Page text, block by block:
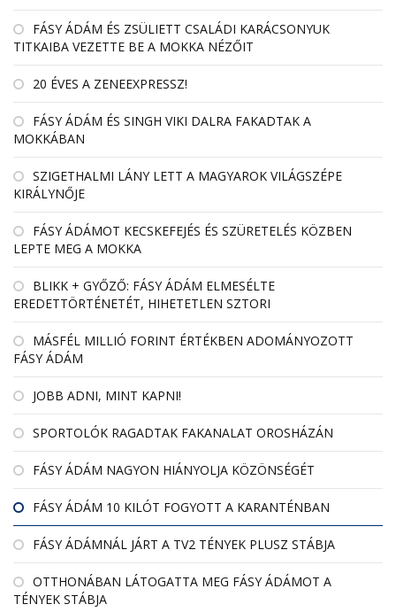
FÁSY ÁDÁM ÉS ZSÜLIETT CSALÁDI KARÁCSONYUK
TITKAIBA VEZETTE BE A MOKKA NÉZŐIT
20 ÉVES A ZENEEXPRESSZ!
FÁSY ÁDÁM ÉS SINGH VIKI DALRA FAKADTAK A
MOKKÁBAN
SZIGETHALMI LÁNY LETT A MAGYAROK VILÁGSZÉPE
KIRÁLYNŐJE
FÁSY ÁDÁMOT KECSKEFEJÉS ÉS SZÜRETELÉS KÖZBEN
LEPTE MEG A MOKKA
BLIKK + GYŐZŐ: FÁSY ÁDÁM ELMESÉLTE
EREDETTÖRTÉNETÉT, HIHETETLEN SZTORI
MÁSFÉL MILLIÓ FORINT ÉRTÉKBEN ADOMÁNYOZOTT
FÁSY ÁDÁM
JOBB ADNI, MINT KAPNI!
SPORTOLÓK RAGADTAK FAKANALAT OROSHÁZÁN
FÁSY ÁDÁM NAGYON HIÁNYOLJA KÖZÖNSÉGÉT
FÁSY ÁDÁM 10 KILÓT FOGYOTT A KARANTÉNBAN
FÁSY ÁDÁMNÁL JÁRT A TV2 TÉNYEK PLUSZ STÁBJA
OTTHONÁBAN LÁTOGATTA MEG FÁSY ÁDÁMOT A
TÉNYEK STÁBJA